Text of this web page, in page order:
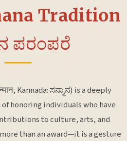
Tradition
ಪರಂಪರೆ
Kannada: ಸನ್ಮಾನ) is a deeply
honoring individuals who have
to culture, arts, and
than an award—it is a gesture